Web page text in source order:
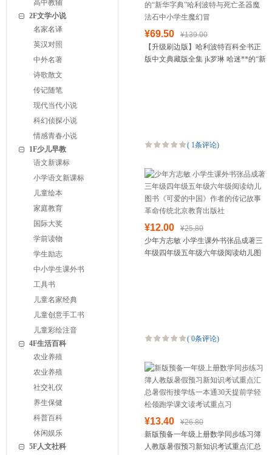
高中教辅
2F文学小说
名家名译
英汉对照
中外名著
诗歌散文
传记随笔
现代当代小说
科幻侦探小说
情感青春小说
1F少儿早教
语文新课标
小学语文新课标
儿童绘本
家庭教育
国际大奖
学前读物
学生励志
中小学生课外书
工具书
儿童名家经典
儿童创意手工书
儿童彩绘注音
4F生活百科
农业养殖
农业养殖
社交礼仪
养生保健
科普百科
休闲娱乐
5F人文社科
¥69.50
¥139.00
【升级刷边版】哈利波特百科全书正
版中文典藏版全集 jk罗琳 哈迷**的“新
( 1条评论)
¥12.00
¥25.80
少年方志敏 小学生课外书张品成著三
年级四年级五年级六年级阅读幼儿图
( 0条评论)
¥13.40
¥26.80
新版预备一年级上册数学同步练习簿
人教版暑假预习新知识考试重点汇总